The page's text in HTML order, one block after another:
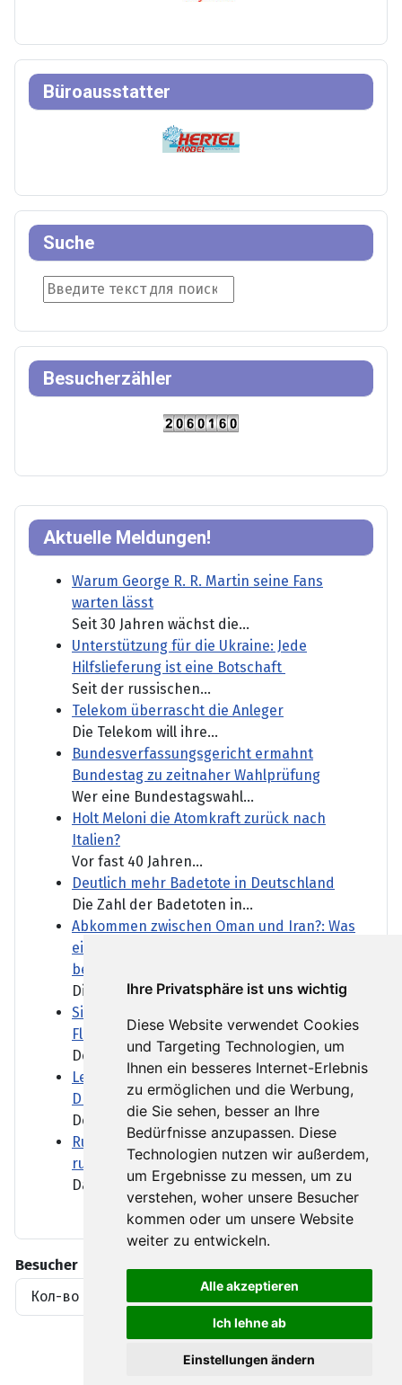
Ihre Privatsphäre ist uns wichtig
Diese Website verwendet Cookies
und Targeting Technologien, um
Ihnen ein besseres Internet-Erlebnis
zu ermöglichen und die Werbung,
die Sie sehen, besser an Ihre
Bedürfnisse anzupassen. Diese
Technologien nutzen wir außerdem,
um Ergebnisse zu messen, um zu
verstehen, woher unsere Besucher
kommen oder um unsere Website
weiter zu entwickeln.
Alle akzeptieren
Ich lehne ab
Einstellungen ändern
Aktuelle Meldungen!
Warum George R. R. Martin seine Fans
warten lässt
Seit 30 Jahren wächst die...
Unterstützung für die Ukraine: Jede
Hilfslieferung ist eine Botschaft
Seit der russischen...
Telekom überrascht die Anleger
Die Telekom will ihre...
Bundesverfassungsgericht ermahnt
Bundestag zu zeitnaher Wahlprüfung
Wer eine Bundestagswahl...
Holt Meloni die Atomkraft zurück nach
Italien?
Vor fast 40 Jahren...
Deutlich mehr Badetote in Deutschland
Die Zahl der Badetoten in...
Abkommen zwischen Oman und Iran?: Was
eine Einigung für die Straße von Hormus
bedeuten würde
Die Straße von Hormus wird...
Sicherheitsdebatte nach Drohnenfund am
Flughafen Leipzig/Halle
Der Drohnenfund auf dem...
Leipzig: Flugzeug neben Sprengstoff-
Drohne war mit Munition beladen
Der Flughafen Leipzig/Halle...
Russisches Haus in Berlin: Tarnung für
russische Geheimdienste?
Das Russische Haus der...
Büroausstatter
Suche
Suche
Besucherzähler
Besucher
Кол-во просмотров материалов